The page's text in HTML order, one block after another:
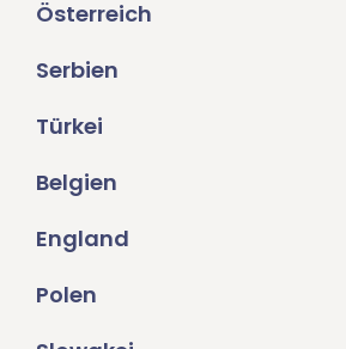
Österreich
Serbien
Türkei
Belgien
England
Polen